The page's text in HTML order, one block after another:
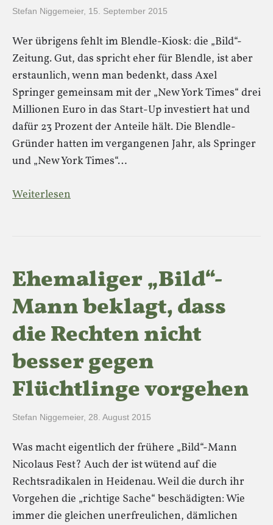
Stefan Niggemeier, 15. September 2015
Wer übrigens fehlt im Blendle-Kiosk: die „Bild“-
Zeitung. Gut, das spricht eher für Blendle, ist aber
erstaunlich, wenn man bedenkt, dass Axel
Springer gemeinsam mit der „New York Times“ drei
Millionen Euro in das Start-Up investiert hat und
dafür 23 Prozent der Anteile hält. Die Blendle-
Gründer hatten im vergangenen Jahr, als Springer
und „New York Times“…
Weiterlesen
Ehemaliger „Bild“-
Mann beklagt, dass
die Rechten nicht
besser gegen
Flüchtlinge vorgehen
Stefan Niggemeier, 28. August 2015
Was macht eigentlich der frühere „Bild“-Mann
Nicolaus Fest? Auch der ist wütend auf die
Rechtsradikalen in Heidenau. Weil die durch ihr
Vorgehen die „richtige Sache“ beschädigten: Wie
immer die gleichen unerfreulichen, dämlichen